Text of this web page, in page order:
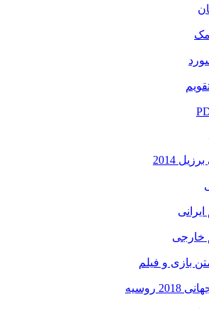
مک
2014
ایرانی
خارجی
بازی و فیلم
روسیه